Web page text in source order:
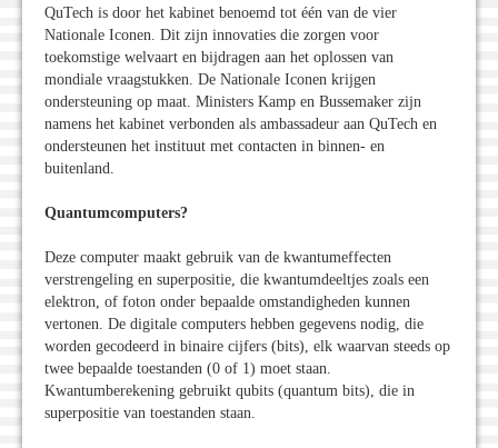
QuTech is door het kabinet benoemd tot één van de vier
Nationale Iconen. Dit zijn innovaties die zorgen voor
toekomstige welvaart en bijdragen aan het oplossen van
mondiale vraagstukken. De Nationale Iconen krijgen
ondersteuning op maat. Ministers Kamp en Bussemaker zijn
namens het kabinet verbonden als ambassadeur aan QuTech en
ondersteunen het instituut met contacten in binnen- en
buitenland.
Quantumcomputers?
Deze computer maakt gebruik van de kwantumeffecten
verstrengeling en superpositie, die kwantumdeeltjes zoals een
elektron, of foton onder bepaalde omstandigheden kunnen
vertonen. De digitale computers hebben gegevens nodig, die
worden gecodeerd in binaire cijfers (bits), elk waarvan steeds op
twee bepaalde toestanden (0 of 1) moet staan.
Kwantumberekening gebruikt qubits (quantum bits), die in
superpositie van toestanden staan.